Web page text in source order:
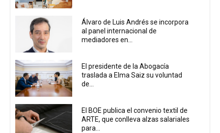
Álvaro de Luis Andrés se incorpora
al panel internacional de
mediadores en...
El presidente de la Abogacía
traslada a Elma Saiz su voluntad
de...
El BOE publica el convenio textil de
ARTE, que conlleva alzas salariales
para...